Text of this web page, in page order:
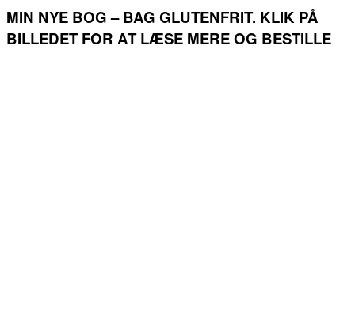
MIN NYE BOG – BAG GLUTENFRIT. KLIK PÅ
BILLEDET FOR AT LÆSE MERE OG BESTILLE